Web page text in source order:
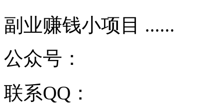
副业赚钱小项目 ......
公众号：
联系QQ：